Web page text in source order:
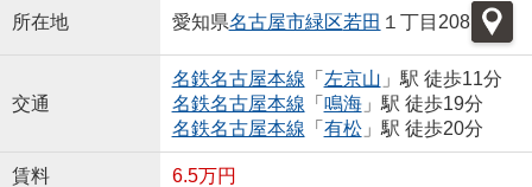
所在地 愛知県名古屋市緑区若田 １丁目208
交通
名鉄名古屋本線 「 左京山 」駅 徒歩11分
名鉄名古屋本線 「 鳴海」駅 徒歩19分
名鉄名古屋本線 「 有松」駅 徒歩20分
賃料 6.5万円